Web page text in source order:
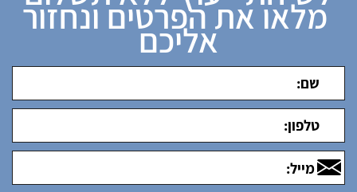
מלאו את הפרטים ונחזור
אליכם